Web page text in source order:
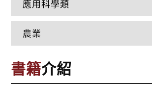
書籍介紹